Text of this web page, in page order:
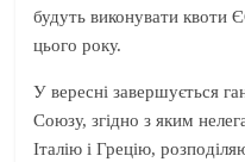
будуть виконувати квоти
цього року.
У вересні завершується
Союзу, згідно з яким
Італію і Грецію,